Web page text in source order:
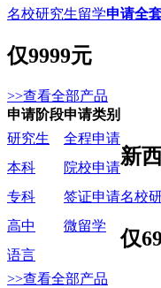
名校研究生留学申请全
仅9999元
>>查看全部产品
申请阶段申请类别
研究生
全程申请
新
名校
仅
本科
院校申请
专科
签证申请
高中
微留学
语言
>>查看全部产品